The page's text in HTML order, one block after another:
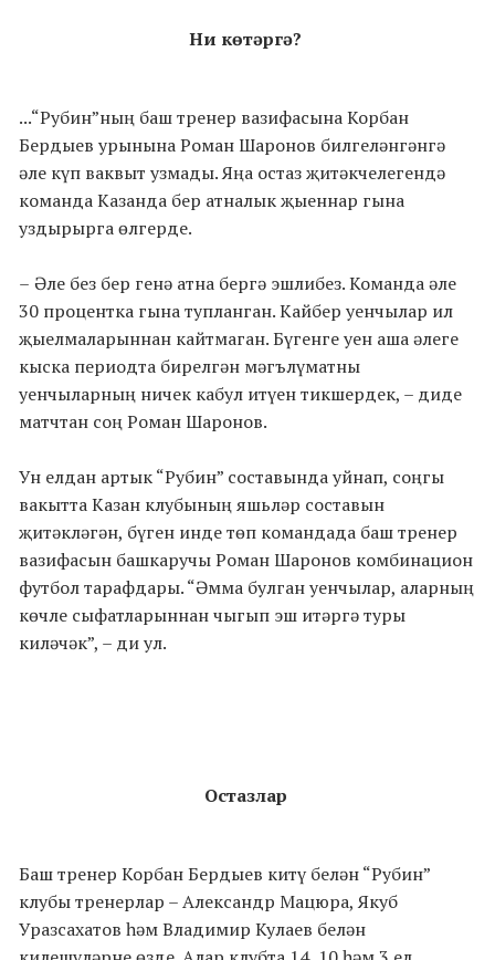
Ни көтәргә?
...“Рубин”ның баш тренер вазифасына Корбан
Бердыев урынына Роман Шаронов билгеләнгәнгә
әле күп ваквыт узмады. Яңа остаз җитәкчелегендә
команда Казанда бер атналык җыеннар гына
уздырырга өлгерде.
– Әле без бер генә атна бергә эшлибез. Команда әле
30 процентка гына тупланган. Кайбер уенчылар ил
җыелмаларыннан кайтмаган. Бүгенге уен аша әлеге
кыска периодта бирелгән мәгълүматны
уенчыларның ничек кабул итүен тикшердек, – диде
матчтан соң Роман Шаронов.
Ун елдан артык “Рубин” составында уйнап, соңгы
вакытта Казан клубының яшьләр составын
җитәкләгән, бүген инде төп командада баш тренер
вазифасын башкаручы Роман Шаронов комбинацион
футбол тарафдары. “Әмма булган уенчылар, аларның
көчле сыфатларыннан чыгып эш итәргә туры
киләчәк”, – ди ул.
Остазлар
Баш тренер Корбан Бердыев китү белән “Рубин”
клубы тренерлар – Александр Мацюра, Якуб
Уразсахатов һәм Владимир Кулаев белән